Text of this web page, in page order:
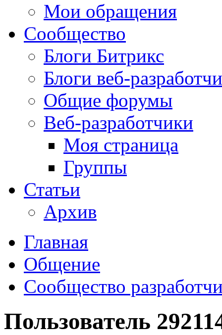
Мои обращения
Сообщество
Блоги Битрикс
Блоги веб-
Общие форумы
Веб-разработчики
Моя страница
Группы
Статьи
Архив
Главная
Общение
Сообщество
Пользователь